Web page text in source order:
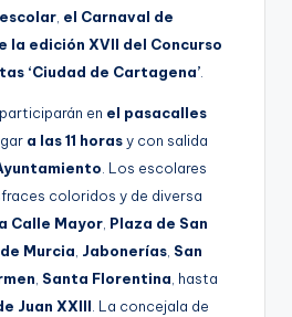
, el Carnaval de
la edición XVII del Concurso
‘Ciudad de Cartagena’.
participarán en el pasacalles
a las 11 horasy con salida
. Los escolares
coloridos y de diversa
Calle Mayor, Plaza de San
Murcia, Jabonerías, San
, Santa Florentina, hasta
Juan XXIII. La concejala de